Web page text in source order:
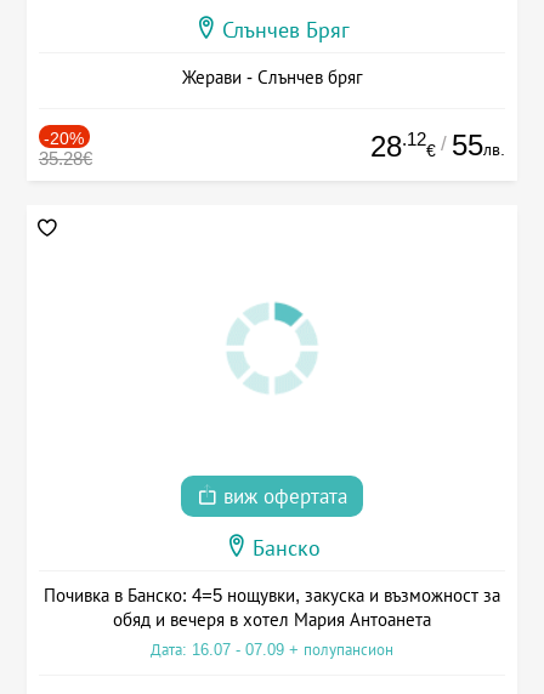
Слънчев Бряг
Жерави - Слънчев бряг
-20%
35.28€ 28.12
€ / 55лв.
виж офертата
Банско
Почивка в Банско: 4=5 нощувки, закуска и възможност за
обяд и вечеря в хотел Мария Антоанета
Дата: 16.07 - 07.09 + полупансион